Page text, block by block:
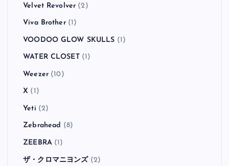
Velvet Revolver (2)
Viva Brother(1)
VOODOO GLOW SKULLS (1)
WATER CLOSET(1)
Weezer(10)
X (1)
Yeti (2)
Zebrahead (8)
ZEEBRA(1)
ザ・クロマニヨンズ(2)